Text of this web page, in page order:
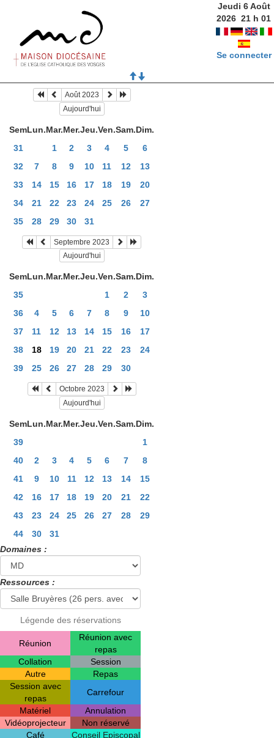
Jeudi 6 Août
2026 21 h01
Se connecter
Août 2023
Aujourd'hui
SemLun.Mar.Mer.Jeu.Ven.Sam.Dim.
31
1 2 3 4 5
6
32
7 8 9 10 11 12
13
33
14 15 16 17 18 19
20
34
21 22 23 24 25 26
27
35
28 29 30 31
Septembre 2023
Aujourd'hui
SemLun.Mar.Mer.Jeu.Ven.Sam.Dim.
35
1 2
3
36
4 5 6 7 8 9
10
37
11 12 13 14 15 16
17
38
18 19 20 21 22 23
24
39
25 26 27 28 29 30
Octobre 2023
Aujourd'hui
SemLun.Mar.Mer.Jeu.Ven.Sam.Dim.
39
1
40
2 3 4 5 6 7
8
41
9 10 11 12 13 14
15
42
16 17 18 19 20 21
22
43
23 24 25 26 27 28
29
44
30
31
Domaines :
Ressources :
Légende des réservations
Réunion
Réunion avec
repas
Collation
Session
Autre
Repas
Session avec
repas
Carrefour
Matériel
Annulation
Vidéoprojecteur
Non réservé
Café
Conseil Episcopal